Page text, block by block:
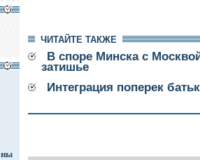
ЧИТАЙТЕ ТАКЖЕ
В споре Минска с
затишье
Интеграция поперек